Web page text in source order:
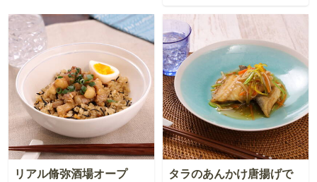
リアル脩弥酒場オープ
タラのあんかけ唐揚げで